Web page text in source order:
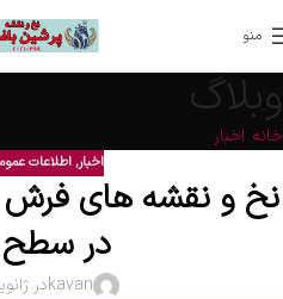
منو
وبلاگ
خانه اخبار
اخبار,اطلاعات
نخ و نقشه های فرش
در
kavanدر ژانویه 7,